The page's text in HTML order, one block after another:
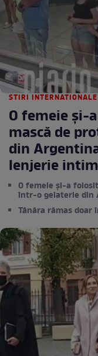
STIRI INTERNATIONALE
O femeie şi-
mască de
din
lenjerie
O femeie şi-a
într-o gelaterie din
Tânăra rămas